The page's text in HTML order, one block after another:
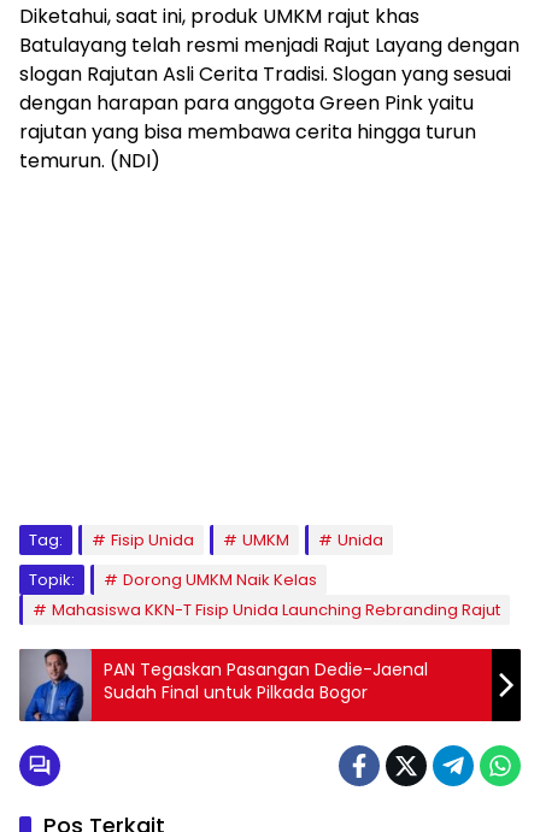
Diketahui, saat ini, produk UMKM rajut khas
Batulayang telah resmi menjadi Rajut Layang dengan
slogan Rajutan Asli Cerita Tradisi. Slogan yang sesuai
dengan harapan para anggota Green Pink yaitu
rajutan yang bisa membawa cerita hingga turun
temurun. (NDI)
Tag: Fisip Unida UMKM
Unida
Topik:
Dorong UMKM Naik Kelas
Mahasiswa KKN-T Fisip Unida Launching Rebranding Rajut
PAN Tegaskan Pasangan Dedie-Jaenal
Sudah Final untuk Pilkada Bogor
Pos Terkait